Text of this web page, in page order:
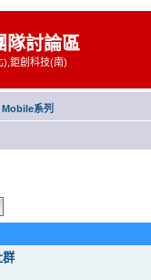
隊討論區
),鉅創科技(南)
系列
群